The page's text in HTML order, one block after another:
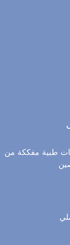
طبية مفككة من